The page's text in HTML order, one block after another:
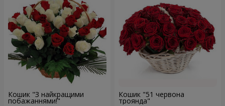
Кошик "З найкращими
побажаннями!"
Кошик "51 червона
троянда"